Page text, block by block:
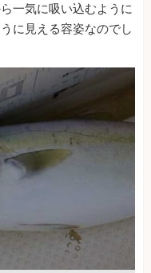
一気に吸い込むように
に見える容姿なのでし